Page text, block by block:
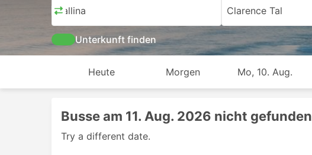
Ballina Clarence Tal
Unterkunft finden
Heute Morgen Mo, 10. Aug.
Busse am 11. Aug. 2026 nicht gefunden
Try a different date.